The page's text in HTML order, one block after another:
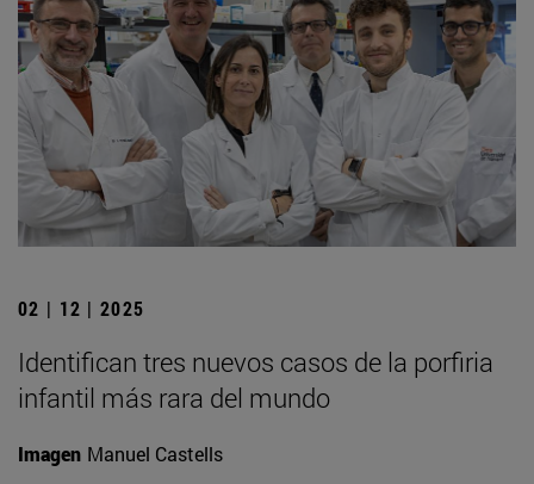
02 | 12 | 2025
Identifican tres nuevos casos de la porfiria
infantil más rara del mundo
Imagen Manuel Castells